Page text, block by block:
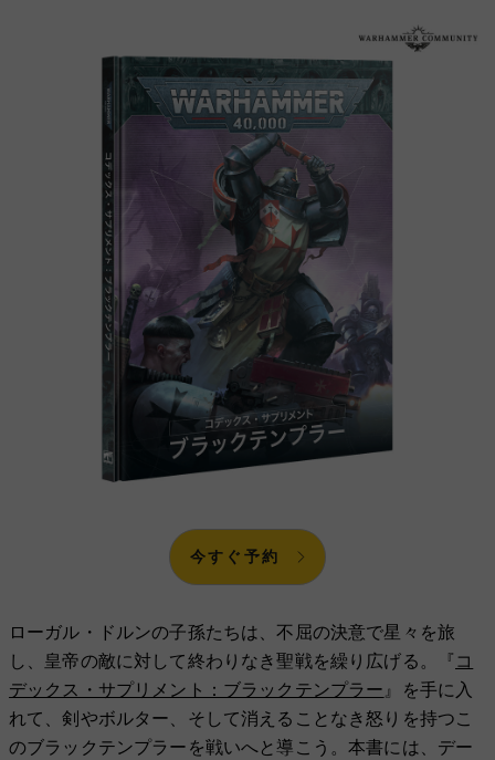
今すぐ予約
ローガル・ドルンの子孫たちは、不屈の決意で星々を旅
し、皇帝の敵に対して終わりなき聖戦を繰り広げる。『 コ
デックス・サプリメント：ブラックテンプラー』を手に入
れて、剣やボルター、そして消えることなき怒りを持つこ
のブラックテンプラーを戦いへと導こう。本書には、デー